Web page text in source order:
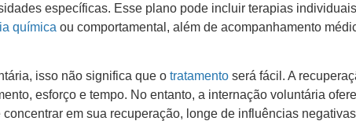
específicas. Esse plano pode incluir terapias
química ou comportamental, além de acompanhamento
isso não significa que o tratamento será fácil. A
esforço e tempo. No entanto, a internação voluntária
em sua recuperação, longe de influências